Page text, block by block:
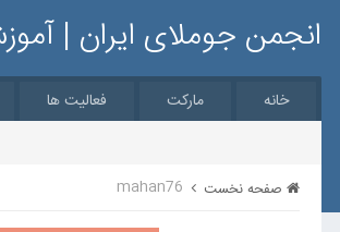
انجمن جوملای ایران |
خانه مارکت فعالیت ها
صفحه نخست mahan76